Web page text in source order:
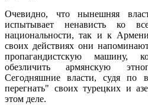
Очевидно, что нынешняя
испытывает ненависть ко
национальности, так и к
своих действиях они
пропагандистскую машину,
обезличить армянскую
Сегодняшние власти, судя по
перегнать" своих турецких и
этом деле.